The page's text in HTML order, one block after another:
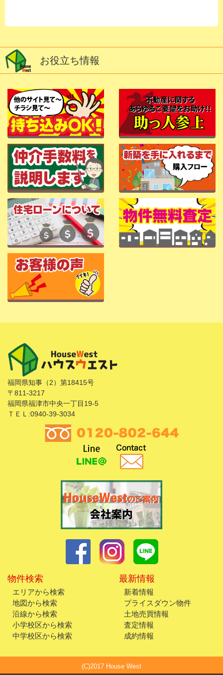
お役立ち情報
福岡県知事（2）第18415号
〒811-3217
福岡県福津市中央一丁目19-5
ＴＥＬ:0940-39-3034
物件検索
エリアから検索
地図から検索
沿線から検索
小学校区から検索
中学校区から検索
最新情報
新着情報
プライスダウン物件
土地売買情報
査定情報
成約情報
(C)2017 House West